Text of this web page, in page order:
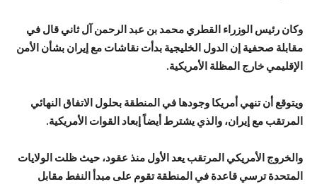
وكان رئيس الوزراء القطري محمد بن عبد الرحمن آل ثاني قال في
مقابلة صحفية إن الدول الخليجية بدأت نقاشات مع إيران بشأن الأمن
الإقليمي خارج المظلة الأمريكية.
ويتوقع أن تنهي أمريكا وجودها في المنطقة بحلول الاتفاق النهائي
المرتقب مع إيران، والذي يشترط أيضاً إبعاد القوات الأمريكية.
والخروج الأمريكي المرتقب يعد الأول منذ عقود، حيث ظلت الولايات
المتحدة ترسي قاعدة في المنطقة تقوم على مبدأ النفط مقابل